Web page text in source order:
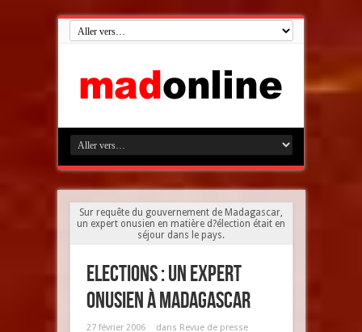
Sur requête du gouvernement de Madagascar,
un expert onusien en matière d?élection était en
séjour dans le pays.
Elections : un expert
onusien à Madagascar
27 février 2006 dans Revue de presse